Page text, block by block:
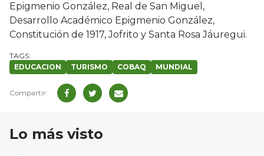
Epigmenio González, Real de San Miguel,
Desarrollo Académico Epigmenio González,
Constitución de 1917, Jofrito y Santa Rosa Jáuregui.
EDUCACION TURISMO COBAQ MUNDIAL
Lo más visto